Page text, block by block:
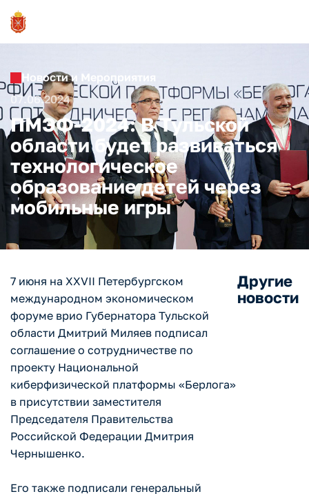
Новости и Мероприятия
07.06.2024
ПМЭФ-2024: В Тульской
области будет развиваться
технологическое
образование детей через
мобильные игры
7 июня на XXVII Петербургском
международном экономическом
форуме врио Губернатора Тульской
области Дмитрий Миляев подписал
соглашение о сотрудничестве по
проекту Национальной
киберфизической платформы «Берлога»
в присутствии заместителя
Председателя Правительства
Российской Федерации Дмитрия
Чернышенко.
Его также подписали генеральный
Другие
новости